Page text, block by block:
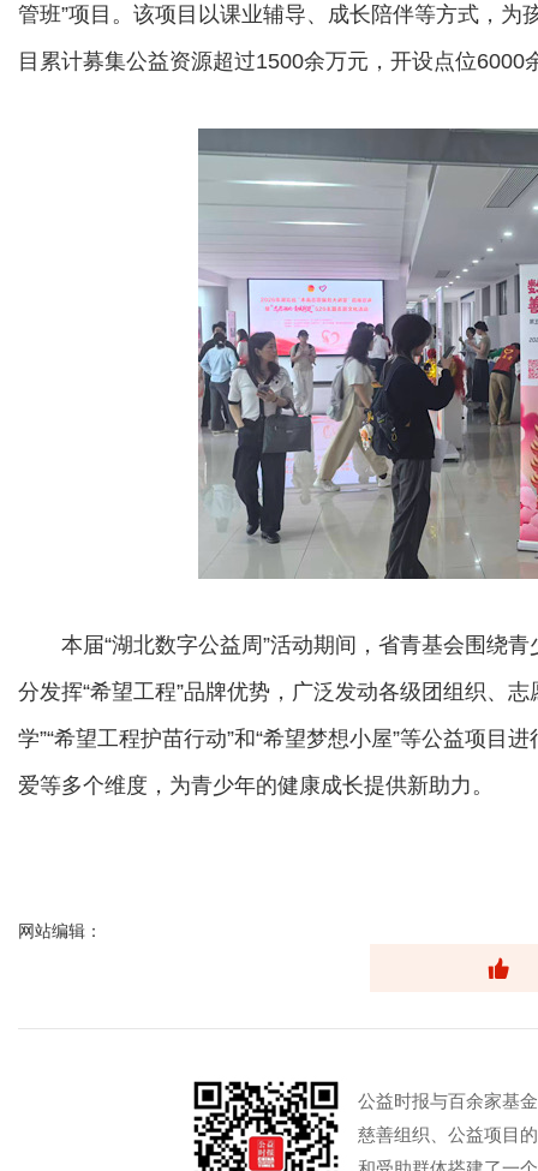
管班”项目。该项目以课业辅导、成长陪伴等方式，
目累计募集公益资源超过1500余万元，开设点位6000
本届“湖北数字公益周”活动期间，省青基会围绕青
分发挥“希望工程”品牌优势，广泛发动各级团组织、
学”“希望工程护苗行动”和“希望梦想小屋”等公益项目
爱等多个维度，为青少年的健康成长提供新助力。
网站编辑：
公益时报与百余家基
慈善组织、公益项目